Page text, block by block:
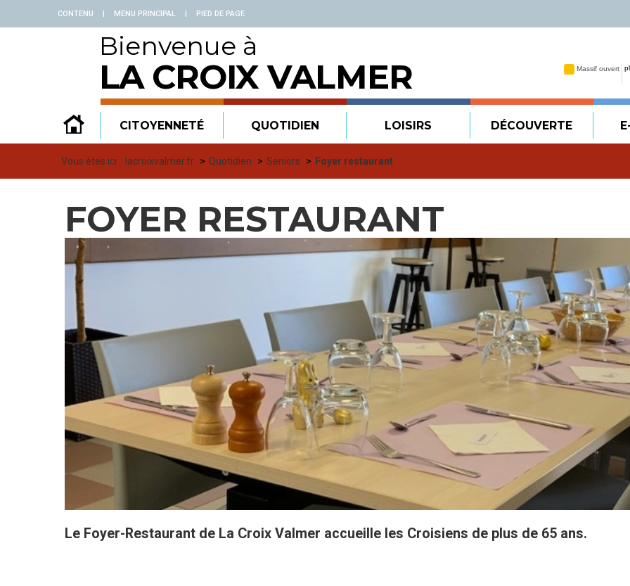
CONTENU | MENU PRINCIPAL | PIED DE PAGE
Bienvenue à
LA CROIX VALMER
CITOYENNETÉ QUOTIDIEN LOISIRS DÉCOUVERTE
Vous êtes ici : lacroixvalmer.fr Quotidien Seniors Foyer restaurant
FOYER RESTAURANT
Le Foyer-Restaurant de La Croix Valmer accueille les Croisiens de plus de 65 ans.